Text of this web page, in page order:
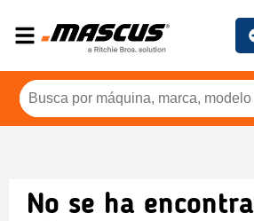
No se ha